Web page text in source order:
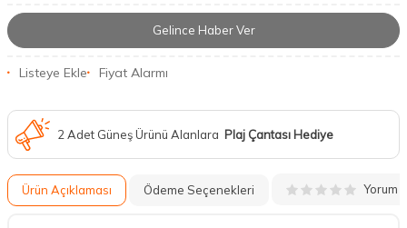
Gelince Haber Ver
Listeye Ekle Fiyat Alarmı
2 Adet Güneş Ürünü Alanlara Plaj Çantası Hediye
Ürün Açıklaması Ödeme Seçenekleri Yorum